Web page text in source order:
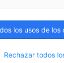
los usos de los
Rechazar todos